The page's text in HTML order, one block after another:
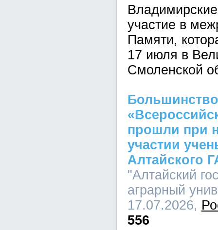
участие в
Памяти,
17 июля в
Смоленской
прошли при
участии
Алтайского
"Алтайский
аграрный
17.07.2026,
556